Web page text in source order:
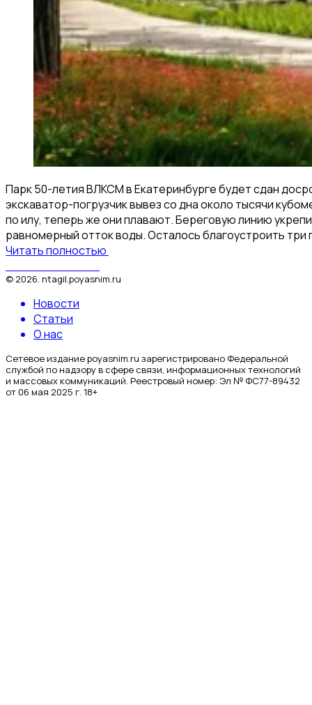
Парк 50-летия ВЛКСМ в Екатеринбурге будет сдан
экскаватор-погрузчик вывез со дна около тысячи
по илу, теперь же они плавают. Береговую линию
равномерный отток воды. Осталось благоустроить
Читать полностью
© 2026 ntagil.poyasnim.ru
Новости
Статьи
О нас
Сетевое издание poyasnim.ru зарегистрировано Федеральной
службой по надзору в сфере связи, информационных технологий
и массовых коммуникаций. Реестровый номер: Эл № ФС77-89432
от 06 мая 2025 г. 18+